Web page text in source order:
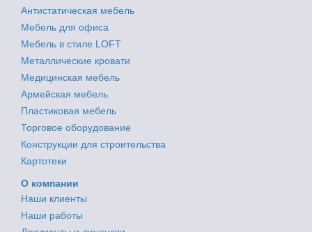
Антистатическая мебель
Мебель для офиса
Мебель в стиле LOFT
Металлические кровати
Медицинская мебель
Армейская мебель
Пластиковая мебель
Торговое оборудование
Конструкции для строительства
Картотеки
О компании
Наши клиенты
Наши работы